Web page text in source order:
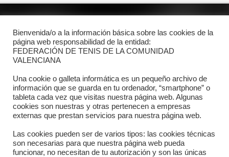
PROTECCIÓN DE DATOS
Contacto
Dónde estamos
Horario
Bienvenida/o a la información básica sobre las cookies de la
página web responsabilidad de la entidad:
FEDERACIÓN DE TENIS DE LA COMUNIDAD
VALENCIANA
Una cookie o galleta informática es un pequeño archivo de
información que se guarda en tu ordenador, “smartphone” o
tableta cada vez que visitas nuestra página web. Algunas
cookies son nuestras y otras pertenecen a empresas
externas que prestan servicios para nuestra página web.
Las cookies pueden ser de varios tipos: las cookies técnicas
son necesarias para que nuestra página web pueda
funcionar, no necesitan de tu autorización y son las únicas